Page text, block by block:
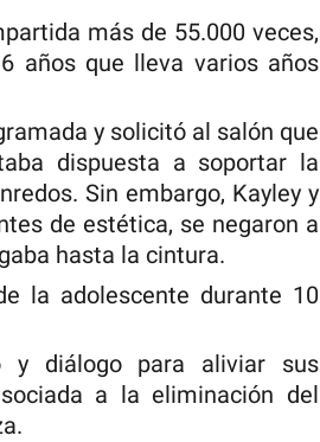
más de 55.000 veces,
años que lleva varios años
y solicitó al salón que
dispuesta a soportar la
Sin embargo, Kayley y
de estética, se negaron a
hasta la cintura.
la adolescente durante 10
y diálogo para aliviar sus
a la eliminación del